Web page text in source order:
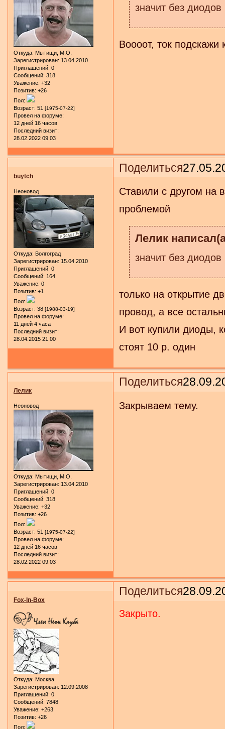
Откуда: Мытищи, М.О.
Зарегистрирован: 13.04.2010
Приглашений: 0
Сообщений: 318
Уважение: +32
Позитив: +26
Пол:
Возраст: 51 [1975-07-22]
Провел на форуме:
12 дней 16 часов
Последний визит:
28.02.2022 09:03
значит без диодов
Воооот, ток подскажи
Поделиться
buytch
Неоновод
Откуда: Волгоград
Зарегистрирован: 15.04.2010
Приглашений: 0
Сообщений: 164
Уважение: 0
Позитив: +1
Пол:
Возраст: 38 [1988-03-19]
Провел на форуме:
11 дней 4 часа
Последний визит:
28.04.2015 21:00
Ставили с другом на
проблемой
Лелик
значит без
только на открытие
провод, а все
И вот купили диоды,
стоят 10 р. один
Поделиться
Лелик
Неоновод
Откуда: Мытищи, М.О.
Зарегистрирован: 13.04.2010
Приглашений: 0
Сообщений: 318
Уважение: +32
Позитив: +26
Пол:
Возраст: 51 [1975-07-22]
Провел на форуме:
12 дней 16 часов
Последний визит:
28.02.2022 09:03
Закрываем тему.
Поделиться
Fox-In-Box
Откуда: Москва
Зарегистрирован: 12.09.2008
Приглашений: 0
Сообщений: 7848
Уважение: +263
Позитив: +26
Пол:
Закрыто.